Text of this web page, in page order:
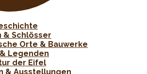
& Schlösser
Orte & Bauwerke
Legenden
der Eifel
& Ausstellungen